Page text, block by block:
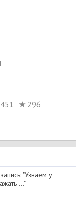
296
"Узнаем у
..."